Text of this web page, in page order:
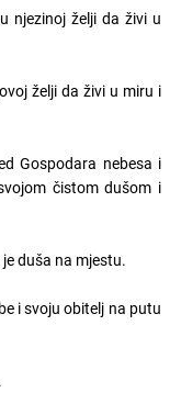
njezinoj želji da živi u
želji da živi u miru i
Gospodara nebesa i
čistom dušom i
duša na mjestu.
i svoju obitelj na putu